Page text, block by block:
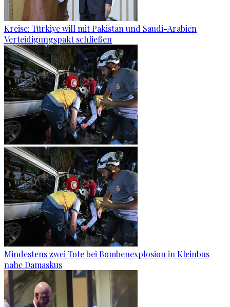
Kreise: Türkiye will mit Pakistan und Saudi-Arabien
Verteidigungspakt schließen
Mindestens zwei Tote bei Bombenexplosion in Kleinbus
nahe Damaskus